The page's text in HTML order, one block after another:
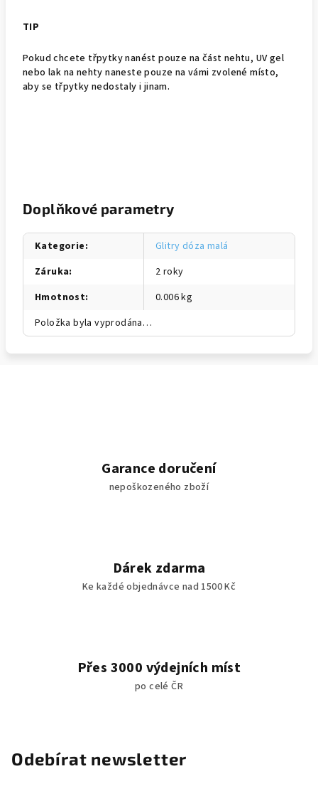
TIP
Pokud chcete třpytky nanést pouze na část nehtu, UV gel
nebo lak na nehty naneste pouze na vámi zvolené místo,
aby se třpytky nedostaly i jinam.
Doplňkové parametry
Kategorie:
Glitry dóza malá
Záruka:
2 roky
Hmotnost:
0.006 kg
Položka byla vyprodána…
Garance doručení
nepoškozeného zboží
Dárek zdarma
Ke každé objednávce nad 1500 Kč
Přes 3000 výdejních míst
po celé ČR
Odebírat newsletter